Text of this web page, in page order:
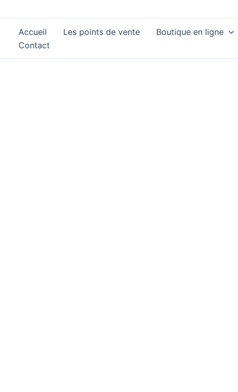
au
contenuAccueil Les points de vente Boutique en ligne
Contact